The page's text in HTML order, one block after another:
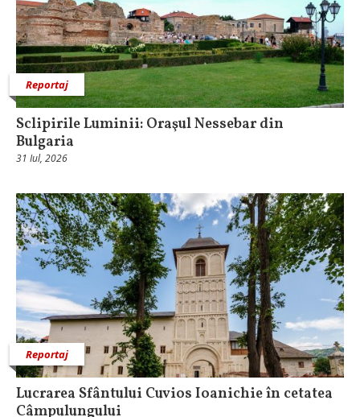
Reportaj
Sclipirile Luminii: Oraşul Nessebar din
Bulgaria
31 Iul, 2026
Reportaj
Lucrarea Sfântului Cuvios Ioanichie în cetatea
Câmpulungului